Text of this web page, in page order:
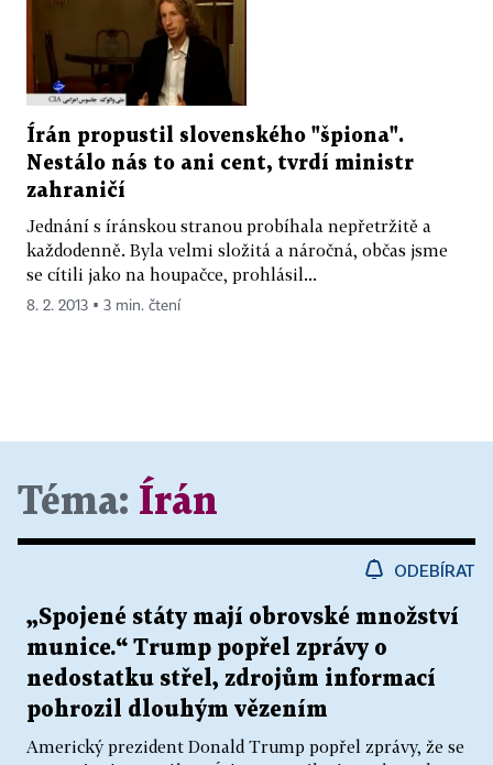
Írán propustil slovenského "špiona".
Nestálo nás to ani cent, tvrdí ministr
zahraničí
Jednání s íránskou stranou probíhala nepřetržitě a
každodenně. Byla velmi složitá a náročná, občas jsme
se cítili jako na houpačce, prohlásil...
8. 2. 2013 ▪ 3 min. čtení
Téma: Írán
ODEBÍRAT
„Spojené státy mají obrovské množství
munice.“ Trump popřel zprávy o
nedostatku střel, zdrojům informací
pohrozil dlouhým vězením
Americký prezident Donald Trump popřel zprávy, že se